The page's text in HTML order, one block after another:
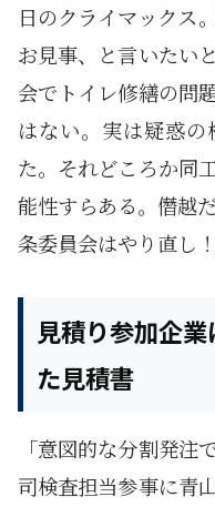
日のクライマックス
お見事、と言いたい
会でトイレ修繕の問
はない。実は疑惑
た。それどころか同
能性すらある。僭越
条委員会はやり直し
見積り参加企
た見積書
「意図的な分割発
司検査担当参事に青